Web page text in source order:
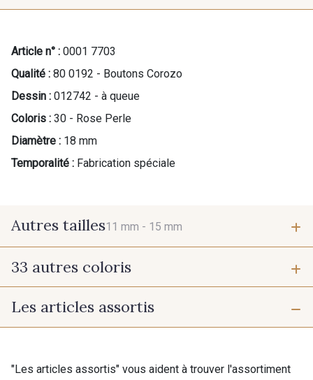
Article n° : 0001 7703
Qualité : 80 0192 - Boutons Corozo
Dessin : 012742 - à queue
Coloris : 30 - Rose Perle
Diamètre : 18 mm
Temporalité : Fabrication spéciale
Autres tailles11 mm - 15 mm
11 mm
33 autres coloris
07342 - Bleu Méditerranée
Les articles assortis
"Les articles assortis" vous aident à trouver l'assortiment
Cadeau : 10% offerts sur votre